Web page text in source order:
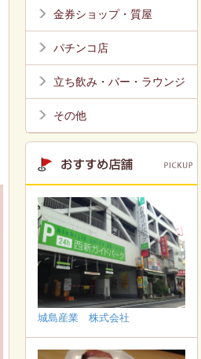
金券ショップ・質屋
パチンコ店
立ち飲み・バー・ラウンジ
その他
城島産業 株式会社